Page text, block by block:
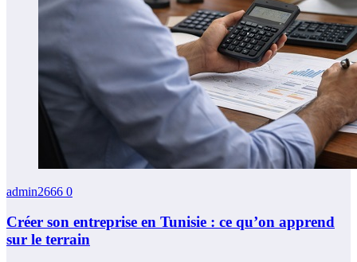
admin2666 0
Créer son entreprise en Tunisie : ce qu’on apprend
sur le terrain